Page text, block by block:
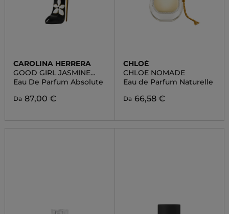
CAROLINA HERRERA
GOOD GIRL JASMINE
ABSOLUTE
Eau De Parfum Absolute
Da 87,00 €
CHLOÉ
CHLOE NOMADE
Eau de Parfum Naturelle
Da 66,58 €